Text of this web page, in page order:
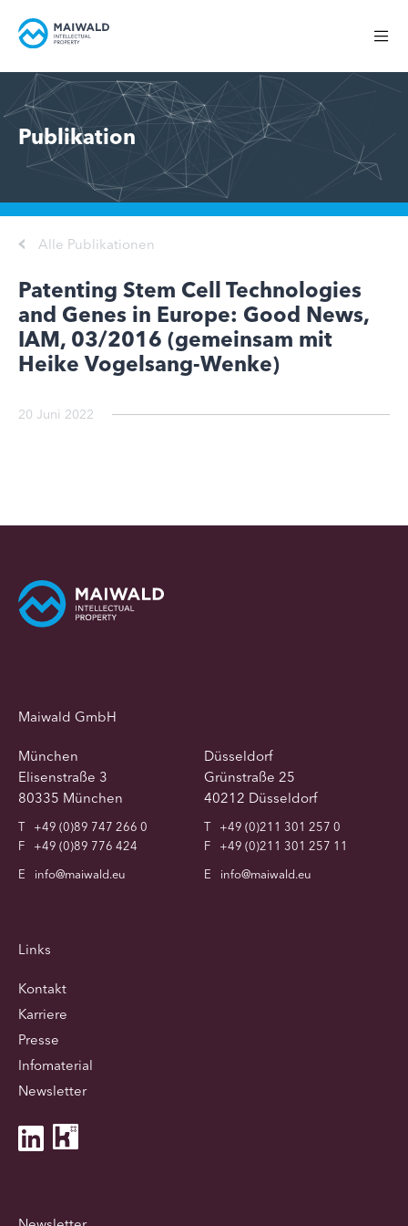
Publikation
Alle Publikationen
Patenting Stem Cell Technologies
and Genes in Europe: Good News,
IAM, 03/2016 (gemeinsam mit
Heike Vogelsang-Wenke)
20 Juni 2022
Maiwald GmbH
München
Elisenstraße 3
80335 München
T
+49 (0)89 747 266 0
F
+49 (0)89 776 424
E
info@maiwald.eu
Düsseldorf
Grünstraße 25
40212 Düsseldorf
T
+49 (0)211 301 257 0
F
+49 (0)211 301 257 11
E
info@maiwald.eu
Links
Kontakt
Karriere
Presse
Infomaterial
Newsletter